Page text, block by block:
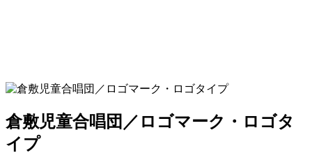
倉敷児童合唱団／ロゴマーク・ロゴタ
イプ